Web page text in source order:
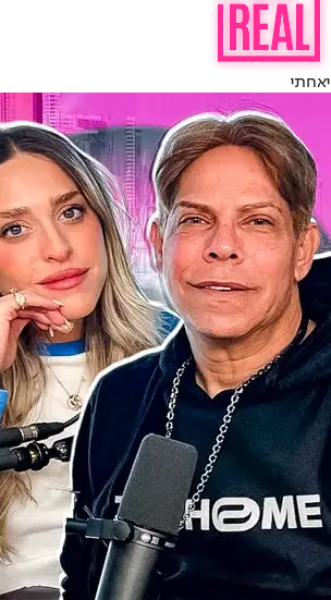
יאחתי